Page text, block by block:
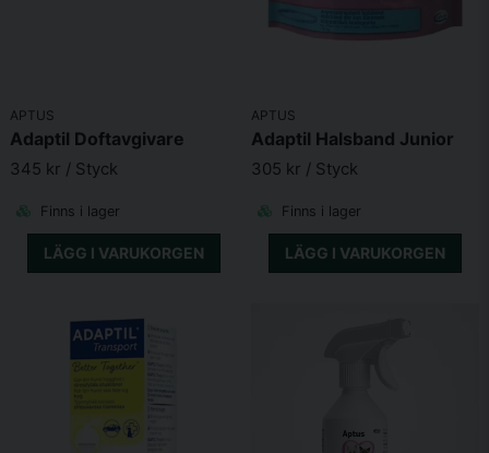
APTUS
Adaptil Doftavgivare
345 kr / Styck
Finns i lager
LÄGG I VARUKORGEN
APTUS
Adaptil Halsband Junior
305 kr / Styck
Finns i lager
LÄGG I VARUKORGEN